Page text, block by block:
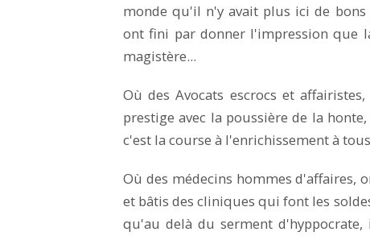
monde qu'il n'y avait plus ici de
ont fini par donner l'impression que
magistère...
Où des Avocats escrocs et
prestige avec la poussière de la
c'est la course à l'enrichissement à
Où des médecins hommes
et bâtis des cliniques qui font les
qu'au delà du serment